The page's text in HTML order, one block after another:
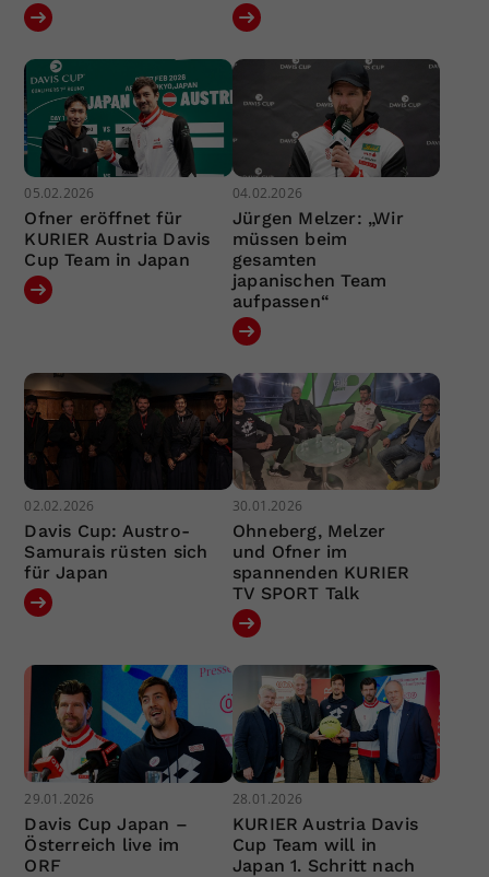
05.02.2026
Ofner eröffnet für
KURIER Austria Davis
Cup Team in Japan
04.02.2026
Jürgen Melzer: „Wir
müssen beim
gesamten
japanischen Team
aufpassen“
02.02.2026
Davis Cup: Austro-
Samurais rüsten sich
für Japan
30.01.2026
Ohneberg, Melzer
und Ofner im
spannenden KURIER
TV SPORT Talk
29.01.2026
Davis Cup Japan –
Österreich live im
ORF
28.01.2026
KURIER Austria Davis
Cup Team will in
Japan 1. Schritt nach